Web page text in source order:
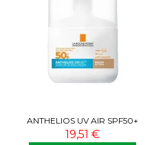
ANTHELIOS UV AIR SPF50+
COLOR MEDIO 40 ML
19,51 €